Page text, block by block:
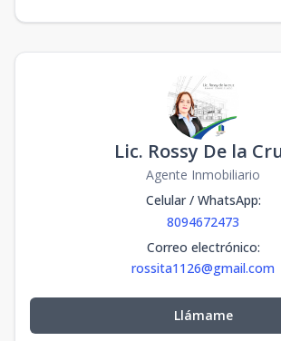
Lic. Rossy De la
Agente Inmobiliario
Celular / WhatsApp:
8094672473
Correo electrónico:
rossita1126@gmail.com
Llámame